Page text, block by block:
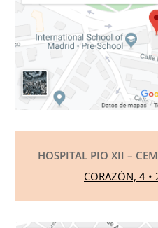
HOSPITAL PIO XII –
CORAZÓN, 4